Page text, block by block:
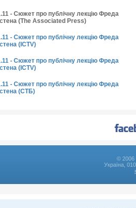
- Сюжет про публічну лекцію Фреда
(The Associated Press)
- Сюжет про публічну лекцію Фреда
(ICTV)
- Сюжет про публічну лекцію Фреда
(ICTV)
- Сюжет про публічну лекцію Фреда
(СТБ)
© 2006
Україна,